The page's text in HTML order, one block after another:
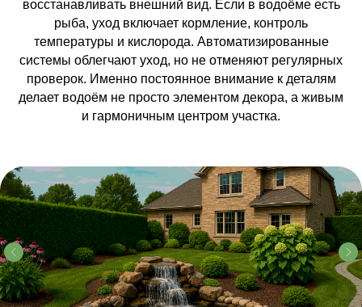
восстанавливать внешний вид. Если в водоёме есть
рыба, уход включает кормление, контроль
температуры и кислорода. Автоматизированные
системы облегчают уход, но не отменяют регулярных
проверок. Именно постоянное внимание к деталям
делает водоём не просто элементом декора, а живым
и гармоничным центром участка.